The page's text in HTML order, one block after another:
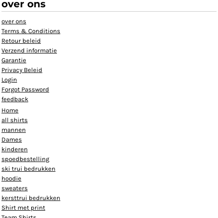
over ons
over ons
Terms & Conditions
Retour beleid
Verzend informatie
Garantie
Privacy Beleid
Login
Forgot Password
feedback
Home
all shirts
mannen
Dames
kinderen
spoedbestelling
ski trui bedrukken
hoodie
sweaters
kersttrui bedrukken
Shirt met print